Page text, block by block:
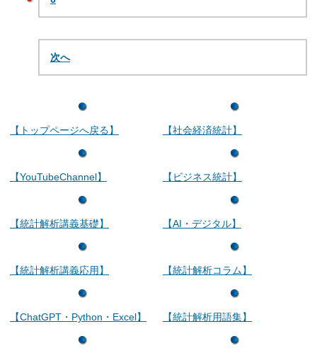
次へ
【トップページへ戻る】
【YouTubeChannel】
【統計解析講義基礎】
【統計解析講義応用】
【ChatGPT・Python・Excel】
【社会経済統計】
【ビジネス統計】
【AI・デジタル】
【統計解析コラム】
【統計解析用語集】